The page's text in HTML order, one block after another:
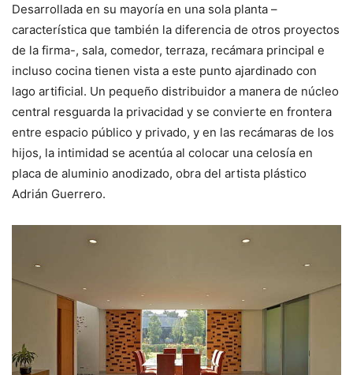
Desarrollada en su mayoría en una sola planta –
característica que también la diferencia de otros proyectos
de la firma-, sala, comedor, terraza, recámara principal e
incluso cocina tienen vista a este punto ajardinado con
lago artificial. Un pequeño distribuidor a manera de núcleo
central resguarda la privacidad y se convierte en frontera
entre espacio público y privado, y en las recámaras de los
hijos, la intimidad se acentúa al colocar una celosía en
placa de aluminio anodizado, obra del artista plástico
Adrián Guerrero.